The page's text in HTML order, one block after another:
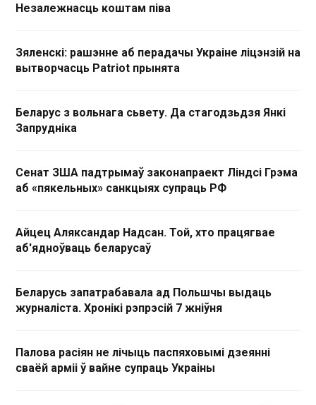
Незалежнасць коштам піва
Зяленскі: рашэнне аб перадачы Украіне ліцэнзій на
вытворчасць Patriot прынята
Беларус з вольнага сьвету. Да стагодзьдзя Янкі
Запрудніка
Сенат ЗША падтрымаў законапраект Ліндсі Грэма
аб «пякельных» санкцыях супраць РФ
Айцец Аляксандар Надсан. Той, хто працягвае
аб'ядноўваць беларусаў
Беларусь запатрабавала ад Польшчы выдаць
журналіста. Хронікі рэпрэсій 7 жніўня
Палова расіян не лічыць паспяховымі дзеянні
сваёй арміі ў вайне супраць Украіны